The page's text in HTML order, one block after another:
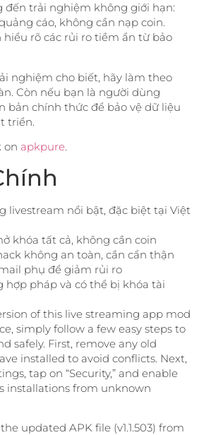
đến trải nghiệm không giới hạn:
cáo, không cần nạp coin.
rõ các rủi ro tiềm ẩn từ bảo
nghiệm cho biết, hãy làm theo
Còn nếu bạn là người dùng
bản chính thức để bảo vệ dữ liệu
triển.
on apkpure.
livestream nổi bật, đặc biệt tại Việt
khóa tất cả, không cần coin
không an toàn, cần cẩn thận
phụ để giảm rủi ro
hợp pháp và có thể bị khóa tài
of this live streaming app mod
simply follow a few easy steps to
safely. First, remove any old
installed to avoid conflicts. Next,
tap on “Security,” and enable
installations from unknown
updated APK file (v1.1.503) from